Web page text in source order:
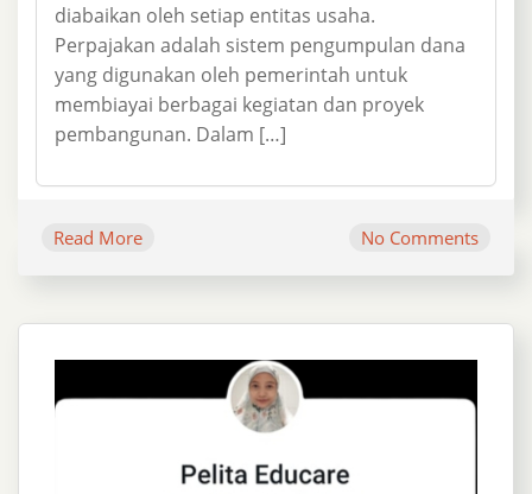
diabaikan oleh setiap entitas usaha.
Perpajakan adalah sistem pengumpulan dana
yang digunakan oleh pemerintah untuk
membiayai berbagai kegiatan dan proyek
pembangunan. Dalam […]
Read More No Comments